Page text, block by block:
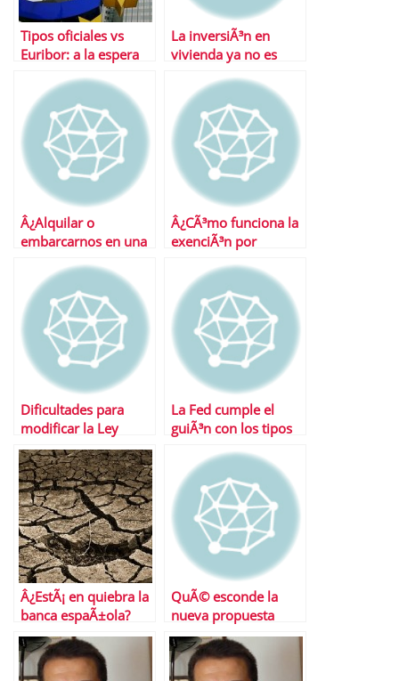
Tipos oficiales vs
Euribor: a la espera
La inversiÃ³n en
vivienda ya no es
Â¿Alquilar o
embarcarnos en una
Â¿CÃ³mo funciona la
exenciÃ³n por
vivienda habitual?
Dificultades para
modificar la Ley
Hipotecaria
La Fed cumple el
guiÃ³n con los tipos
Â¿EstÃ¡ en quiebra la
banca espaÃ±ola?
QuÃ© esconde la
nueva propuesta
hipotecaria de
Santander